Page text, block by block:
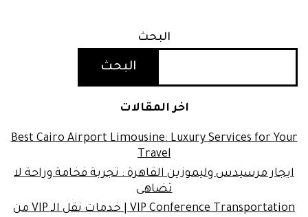
البحث
البحث
اخر المقالات
Best Cairo Airport Limousine: Luxury Services for Your
Travel
ايجار مرسيدس وليموزين القاهرة : تجربة فخامة وراحة لا
تضاهى
VIP Conference Transportation | خدمات نقل الـ VIP من